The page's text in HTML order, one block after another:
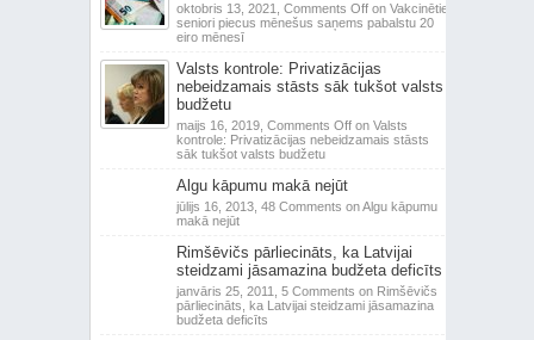
oktobris 13, 2021, Comments Offon Vakcinētie
seniori piecus mēnešus saņems pabalstu 20
eiro mēnesī
Valsts kontrole: Privatizācijas
nebeidzamais stāsts sāk tukšot valsts
budžetu
maijs 16, 2019, Comments Offon Valsts
kontrole: Privatizācijas nebeidzamais stāsts
sāk tukšot valsts budžetu
Algu kāpumu makā nejūt
jūlijs 16, 2013, 48 Comments on Algu kāpumu
makā nejūt
Rimšēvičs pārliecināts, ka Latvijai
steidzami jāsamazina budžeta deficīts
janvāris 25, 2011, 5 Comments on Rimšēvičs
pārliecināts, ka Latvijai steidzami jāsamazina
budžeta deficīts